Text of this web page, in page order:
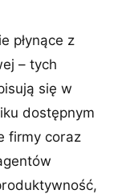
płynące z
– tych
się w
dostępnym
firmy coraz